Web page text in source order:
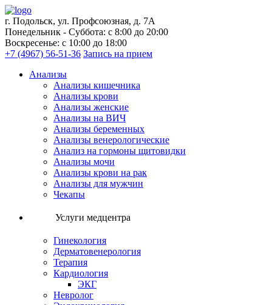
г. Подольск, ул. Профсоюзная, д. 7А
Понедельник - Суббота: с 8:00 до 20:00
Воскресенье: с 10:00 до 18:00
+7 (4967) 56-51-36 Запись на прием
Анализы
Анализы кишечника
Анализы крови
Анализы женские
Анализы на ВИЧ
Анализы беременных
Анализы венерологические
Анализ на гормоны щитовидки
Анализы мочи
Анализы крови на рак
Анализы для мужчин
Чекапы
Услуги медцентра
Гинекология
Дерматовенерология
Терапия
Кардиология
ЭКГ
Невролог